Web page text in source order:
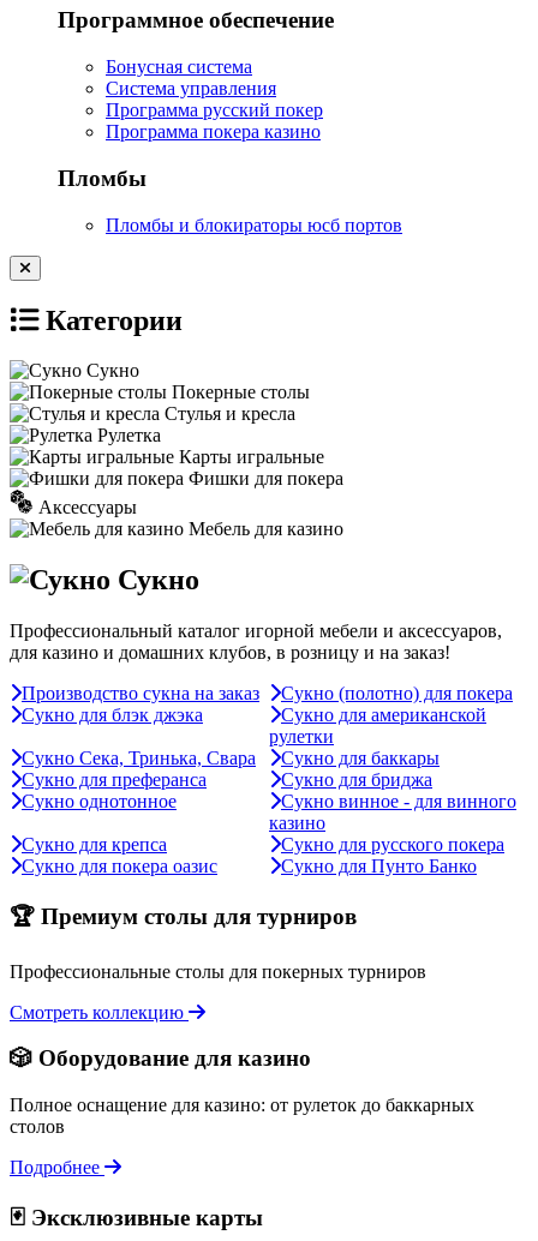
Программное обеспечение
Бонусная система
Система управления
Программа русский покер
Программа покера казино
Пломбы
Пломбы и блокираторы юсб портов
Категории
Сукно
Покерные столы
Стулья и кресла
Рулетка
Карты игральные
Фишки для покера
Аксессуары
Мебель для казино
Сукно
Профессиональный каталог игорной мебели и аксессуаров,
для казино и домашних клубов, в розницу и на заказ!
Производство сукна на заказ
Сукно (полотно) для покера
Сукно для блэк джэка
Сукно для американской
рулетки
Сукно Сека, Тринька, Свара
Сукно для баккары
Сукно для преферанса
Сукно для бриджа
Сукно однотонное
Сукно винное - для винного
казино
Сукно для крепса
Сукно для русского покера
Сукно для покера оазис
Сукно для Пунто Банко
🏆 Премиум столы для турниров
Профессиональные столы для покерных турниров
Смотреть коллекцию
🎲 Оборудование для казино
Полное оснащение для казино: от рулеток до баккарных
столов
Подробнее
🃏 Эксклюзивные карты